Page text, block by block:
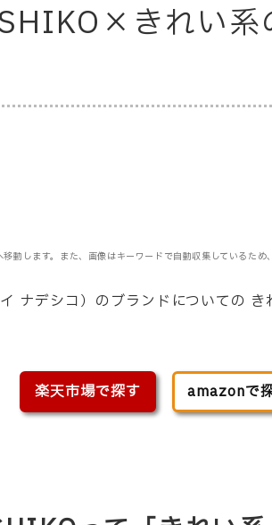
きれい系
動します。また、画像はキーワードで自動収集しているた
ナデシコ）のブランドについての き
楽天市場で探す amazonで